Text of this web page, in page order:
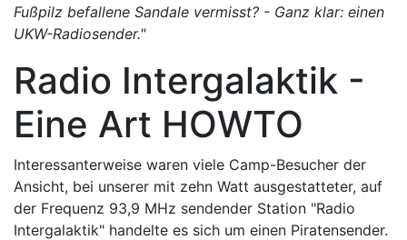
Fußpilz befallene Sandale vermisst? - Ganz klar: einen
UKW-Radiosender."
Radio Intergalaktik -
Eine Art HOWTO
Interessanterweise waren viele Camp-Besucher der
Ansicht, bei unserer mit zehn Watt ausgestatteter, auf
der Frequenz 93,9 MHz sendender Station "Radio
Intergalaktik" handelte es sich um einen Piratensender.